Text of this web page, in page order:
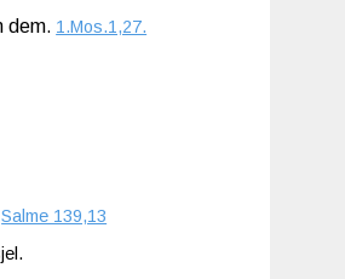
dem. 1.Mos.1,27.
Salme 139,13